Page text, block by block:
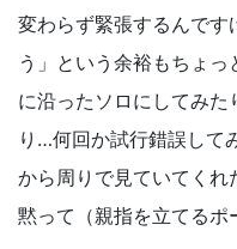
変わらず緊張するんです
う」という余裕もちょ
に沿ったソロにしてみ
り…何回か試行錯誤して
から周りで見ていてく
黙って（親指を立てるポ